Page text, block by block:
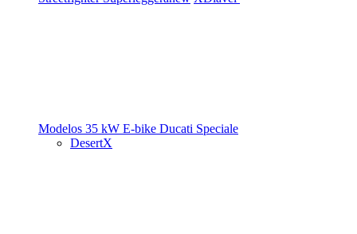
Modelos 35 kW E-bike Ducati Speciale
DesertX